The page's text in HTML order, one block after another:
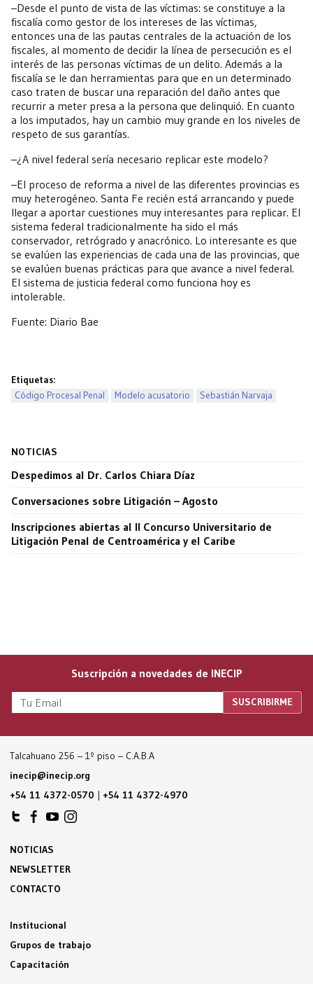
–Desde el punto de vista de las víctimas: se constituye a la
fiscalía como gestor de los intereses de las víctimas,
entonces una de las pautas centrales de la actuación de los
fiscales, al momento de decidir la línea de persecución es el
interés de las personas víctimas de un delito. Además a la
fiscalía se le dan herramientas para que en un determinado
caso traten de buscar una reparación del daño antes que
recurrir a meter presa a la persona que delinquió. En cuanto
a los imputados, hay un cambio muy grande en los niveles de
respeto de sus garantías.
–¿A nivel federal sería necesario replicar este modelo?
–El proceso de reforma a nivel de las diferentes provincias es
muy heterogéneo. Santa Fe recién está arrancando y puede
llegar a aportar cuestiones muy interesantes para replicar. El
sistema federal tradicionalmente ha sido el más
conservador, retrógrado y anacrónico. Lo interesante es que
se evalúen las experiencias de cada una de las provincias, que
se evalúen buenas prácticas para que avance a nivel federal.
El sistema de justicia federal como funciona hoy es
intolerable.
Fuente: Diario Bae
Etiquetas:
Código Procesal Penal
Modelo acusatorio Sebastián Narvaja
NOTICIAS
Despedimos al Dr. Carlos Chiara Díaz
Conversaciones sobre Litigación – Agosto
Inscripciones abiertas al II Concurso Universitario de
Litigación Penal de Centroamérica y el Caribe
Suscripción a novedades de INECIP
Talcahuano 256 – 1º piso – C.A.B.A
inecip@inecip.org
+54 11 4372-0570 | +54 11 4372-4970
NOTICIAS
NEWSLETTER
CONTACTO
Institucional
Grupos de trabajo
Capacitación